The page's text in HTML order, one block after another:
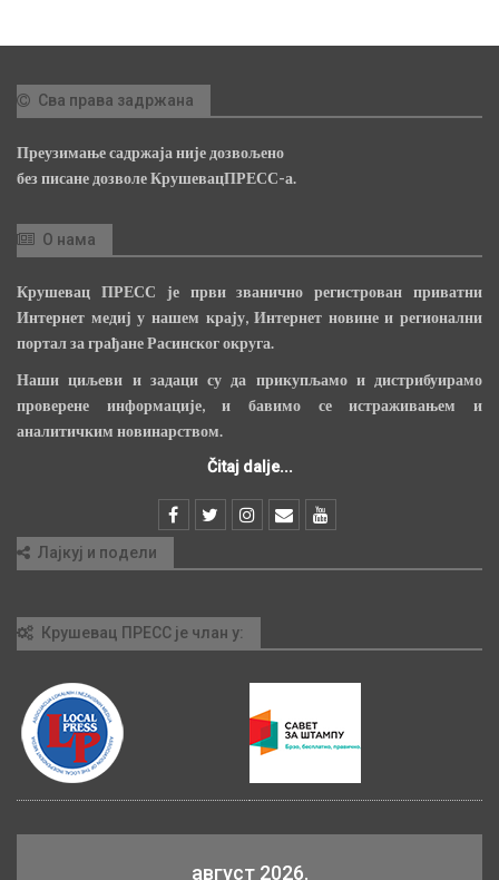
Сва права задржана
Преузимање садржаја није дозвољено
без писане дозволе КрушевацПРЕСС-а.
О нама
Крушевац ПРЕСС је први званично регистрован приватни
Интернет медиј у нашем крају, Интернет новине и регионални
портал за грађане Расинског округа.
Наши циљеви и задаци су да прикупљамо и дистрибуирамо
проверене информације, и бавимо се истраживањем и
аналитичким новинарством.
Čitaj dalje...
Лајкуј и подели
Крушевац ПРЕСС је члан у:
август 2026.